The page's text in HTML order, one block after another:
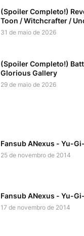
(Spoiler Completo!)
Toon / Witchcrafter /
31 de maio de 2026
(Spoiler Completo!)
Glorious Gallery
29 de maio de 2026
Fansub ANexus - Yu-
25 de novembro de 2014
Fansub ANexus - Yu-
17 de novembro de 2014